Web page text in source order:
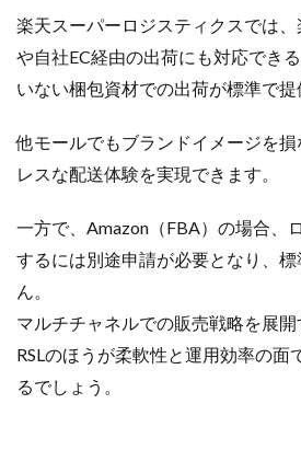
楽天スーパーロジスティクスでは
や自社EC経由の出荷にも対応でき
いない梱包資材での出荷が標準で提
他モールでもブランドイメージを
レスな配送体験を実現できます。
一方で、Amazon（FBA）の場合、
するには別途申請が必要となり、
ん。
マルチチャネルでの販売戦略を展開
RSLのほうが柔軟性と運用効率の面
るでしょう。